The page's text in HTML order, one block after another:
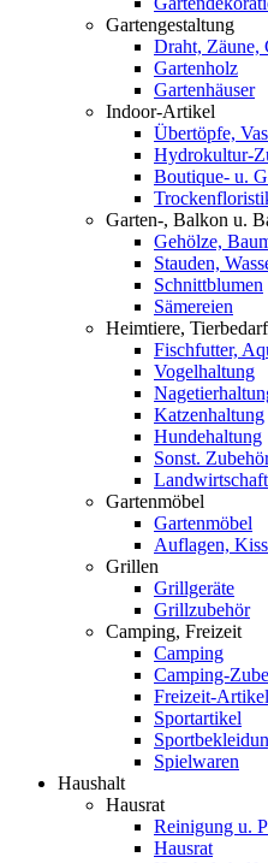
Gartengestaltung
Draht, Zäune,
Gartenholz
Gartenhäuser
Indoor-Artikel
Übertöpfe,
Hydrokultur-
Boutique- u.
Garten-, Balkon u.
Gehölze,
Stauden,
Schnittblumen
Sämereien
Heimtiere,
Fischfutter,
Vogelhaltung
Katzenhaltung
Hundehaltung
Sonst.
Gartenmöbel
Gartenmöbel
Auflagen,
Grillen
Grillgeräte
Grillzubehör
Camping, Freizeit
Camping
Camping-
Freizeit-Artikel
Sportartikel
Spielwaren
Haushalt
Hausrat
Reinigung u.
Hausrat